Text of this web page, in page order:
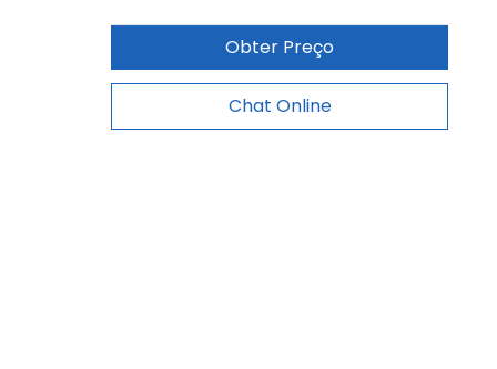
Obter Preço
Chat Online